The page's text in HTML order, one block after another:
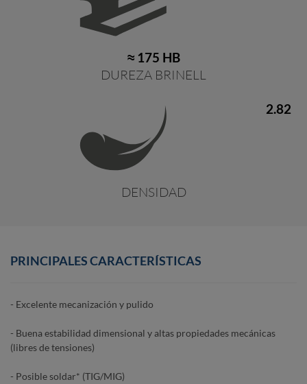
≈ 175 HB
DUREZA BRINELL
2.82
DENSIDAD
PRINCIPALES CARACTERÍSTICAS
- Excelente mecanización y pulido
- Buena estabilidad dimensional y altas propiedades mecánicas
(libres de tensiones)
- Posible soldar* (TIG/MIG)